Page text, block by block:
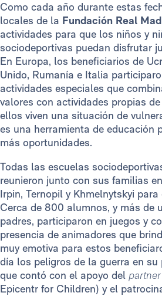
Como cada año durante estas
locales de la Fundación Real
actividades para que los niños y
sociodeportivas puedan disfrutar
En Europa, los beneficiarios de
Unido, Rumanía e Italia
actividades especiales que
valores con actividades propias
ellos viven una situación de
es una herramienta de educación
más oportunidades.
Todas las escuelas
reunieron junto con sus familias
Irpin, Ternopil y Khmelnytskyi
Cerca de 800 alumnos, y más de
padres, participaron en juegos y
presencia de animadores que
muy emotiva para estos
día los peligros de la guerra en su
que contó con el apoyo del partner
Epicentr for Children) y el